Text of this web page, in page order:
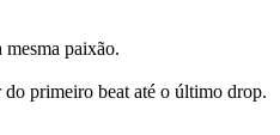
paixão.
primeiro beat até o último drop.